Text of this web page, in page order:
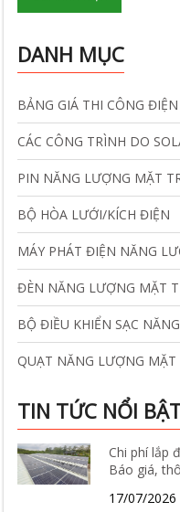
DANH MỤC
BẢNG GIÁ THI CÔNG
CÁC CÔNG TRÌNH DO
PIN NĂNG LƯỢNG MẶT
BỘ HÒA LƯỚI/KÍCH ĐIỆN
MÁY PHÁT ĐIỆN NĂNG
ĐÈN NĂNG LƯỢNG MẶT
BỘ ĐIỀU KHIỂN SẠC
QUẠT NĂNG LƯỢNG MẶT
TIN TỨC NỔI
Chi phí lắp
Báo giá,
17/07/2026